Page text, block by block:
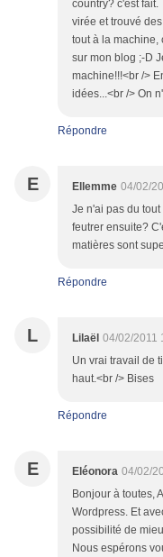
country? c'est fait.
virée et trouvé
tout à la machine,
sur mon blog ;-D
machine!!!<br />
idées...<br /> On
Répondre
E Ellemme 04/02/
Je n'ai pas du
feutrer ensuite?
matières sont
Répondre
L Lilaël 04/02/2011
Un vrai travail de
haut.<br /> Bises
Répondre
E Eléonora 04/02/
Bonjour à toutes,
Wordpress. Et
possibilité de
Nous espérons